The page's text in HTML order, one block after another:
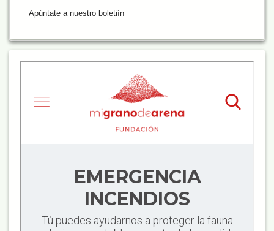
Apúntate a nuestro boletiín